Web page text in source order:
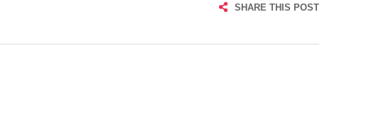
SHARE THIS POST